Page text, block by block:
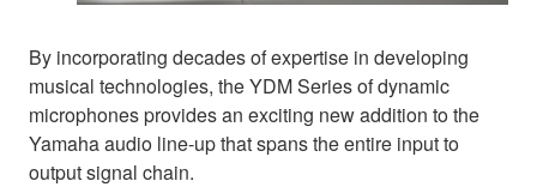
By incorporating decades of expertise in developing
musical technologies, the YDM Series of dynamic
microphones provides an exciting new addition to the
Yamaha audio line-up that spans the entire input to
output signal chain.